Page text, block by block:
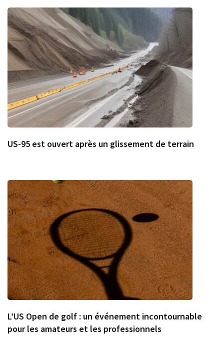
US-95 est ouvert après un glissement de terrain
L’US Open de golf : un événement incontournable
pour les amateurs et les professionnels